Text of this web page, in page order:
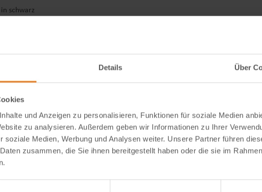
Details Über
und Anzeigen zu personalisieren, Funktionen für soziale Medien
zu analysieren. Außerdem geben wir Informationen zu Ihrer
soziale Medien, Werbung und Analysen weiter. Unsere Partner führen
zusammen, die Sie ihnen bereitgestellt haben oder die sie im
schwarz